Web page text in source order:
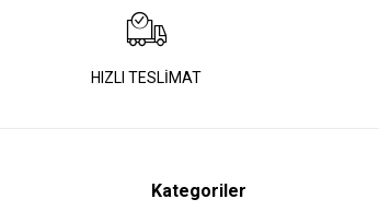
HIZLI TESLİMAT
Kategoriler